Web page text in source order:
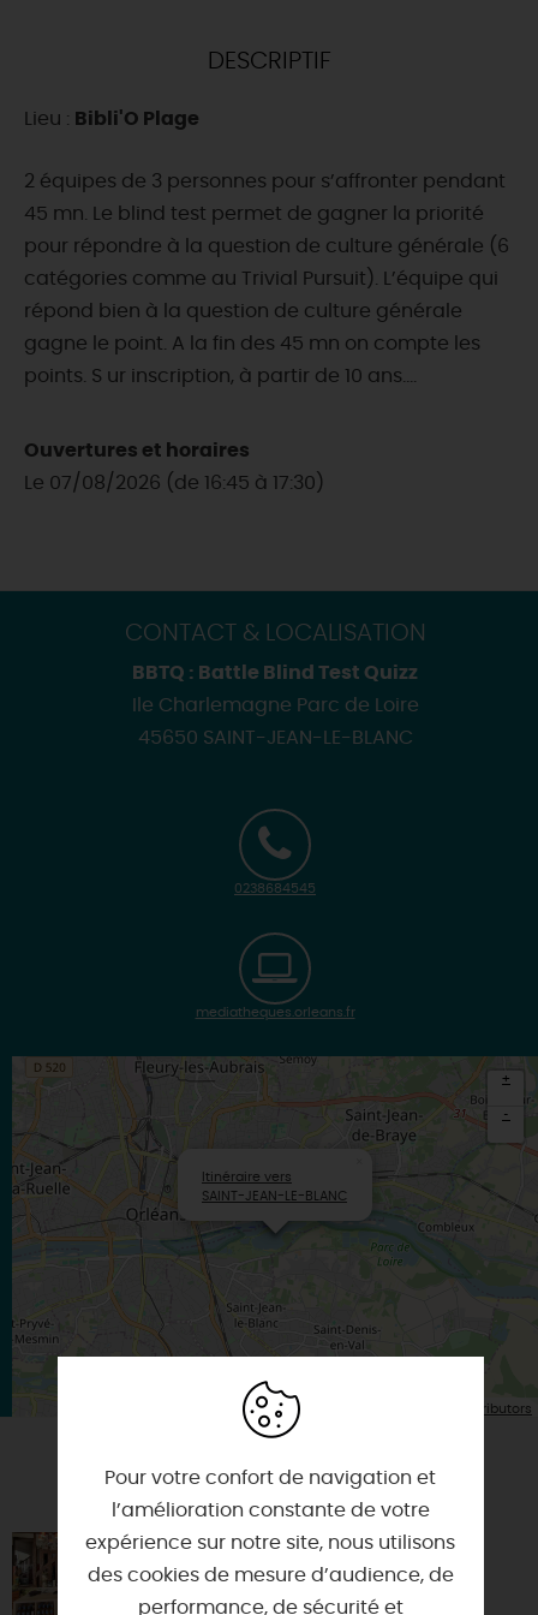
DEMAIN
CETTE SEMAINE
TOUT L'AGENDA
DESCRIPTIF
Lieu : Bibli'O Plage
2 équipes de 3 personnes pour s’affronter pendant
45 mn. Le blind test permet de gagner la priorité
pour répondre à la question de culture générale (6
catégories comme au Trivial Pursuit). L’équipe qui
répond bien à la question de culture générale
gagne le point. A la fin des 45 mn on compte les
points. S ur inscription, à partir de 10 ans....
Ouvertures et horaires
Le 07/08/2026 (de 16:45 à 17:30)
CONTACT & LOCALISATION
BBTQ : Battle Blind Test Quizz
Ile Charlemagne Parc de Loire
45650 SAINT-JEAN-LE-BLANC
0238684545
mediatheques.orleans.fr
Itinéraire vers
SAINT-JEAN-LE-BLANC
+
-
Leaflet| Map data © OpenStreetMap contributors
VOUS AIMEREZ AUSSI
LA CAVE BY L'ANGE VINS
45000 - ORLEANS
Pour votre confort de navigation et
l’amélioration constante de votre
expérience sur notre site, nous utilisons
des cookies de mesure d’audience, de
performance, de sécurité et